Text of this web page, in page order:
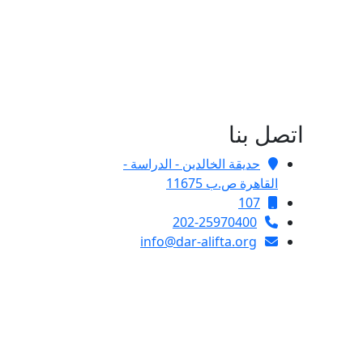
اتصل بنا
حديقة الخالدين - الدراسة -
القاهرة ص.ب 11675
107
202-25970400
info@dar-alifta.org